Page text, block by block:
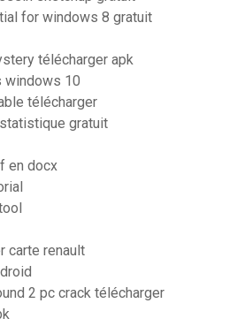
for windows 8 gratuit
télécharger apk
windows 10
télécharger
gratuit
en docx
carte renault
2 pc crack télécharger